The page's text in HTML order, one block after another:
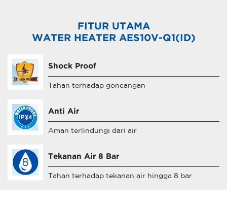
FITUR UTAMA
WATER HEATER AES10V-Q1(ID)
Shock Proof
Tahan terhadap goncangan
Anti Air
Aman terlindungi dari air
Tekanan Air 8 Bar
Tahan terhadap tekanan air hingga 8 bar